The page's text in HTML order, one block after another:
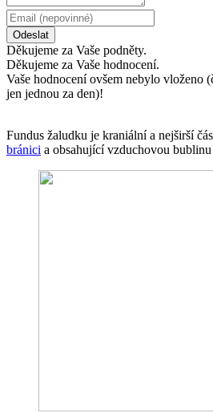
Odeslat
Děkujeme za Vaše podněty.
Děkujeme za Vaše hodnocení.
Vaše hodnocení ovšem nebylo vloženo
jen jednou za den)!
Fundus žaludku je kraniální a nejširší
bránici a obsahující vzduchovou